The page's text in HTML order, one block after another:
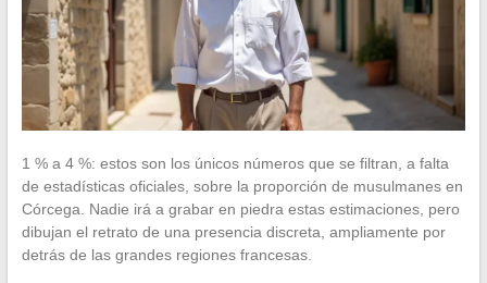
1 % a 4 %: estos son los únicos números que se filtran, a falta
de estadísticas oficiales, sobre la proporción de musulmanes en
Córcega. Nadie irá a grabar en piedra estas estimaciones, pero
dibujan el retrato de una presencia discreta, ampliamente por
detrás de las grandes regiones francesas.